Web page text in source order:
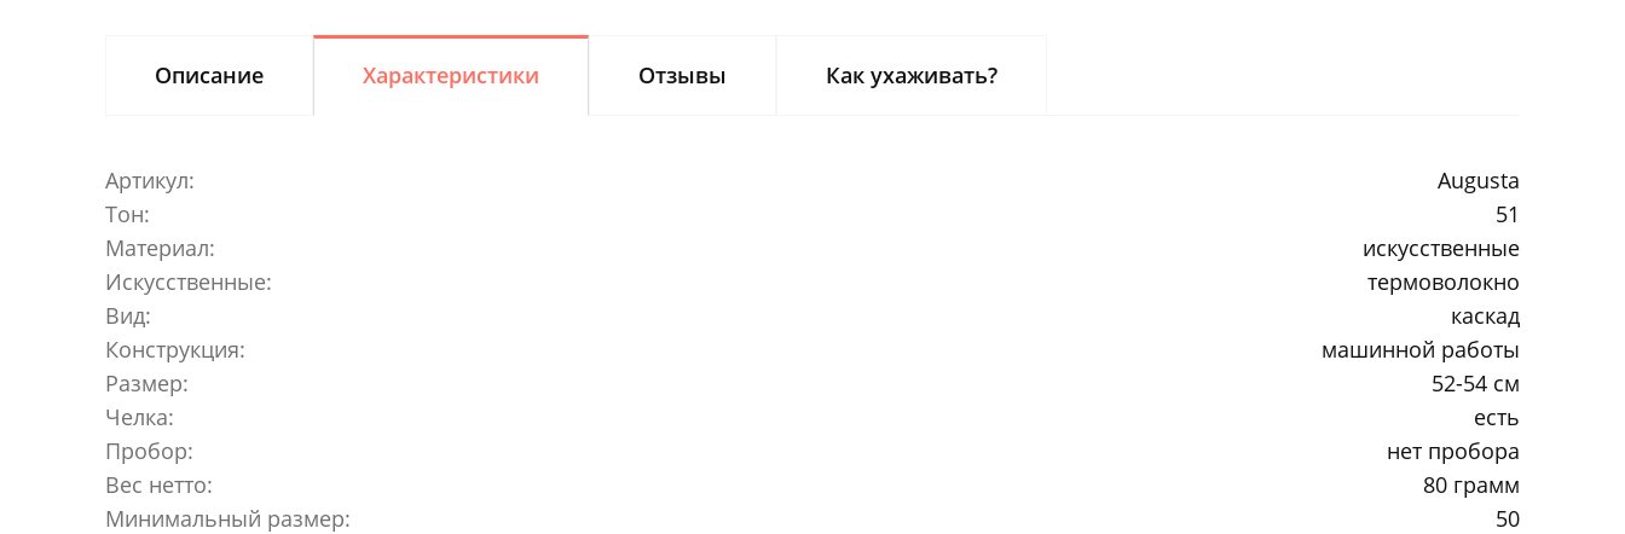
Описание Характеристики Отзывы Как ухаживать?
Артикул:
Augusta
Тон:
51
Материал:
искусственные
Искусственные:
термоволокно
Вид:
каскад
Конструкция:
машинной работы
Размер:
52-54 см
Челка:
есть
Пробор:
нет пробора
Вес нетто:
80 грамм
Минимальный размер:
50